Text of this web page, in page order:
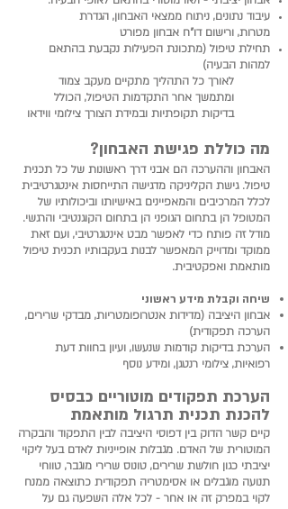
עיבוד נתונים, ניתוח ממצאי האבחון, הגדרת
מטרות, ורישום דו"ח אבחון מפורט
תחילת טיפול (מתכונת הפעילות נקבעת בהתאם
למהות הבעיה)
לאורך כל התהליך מתקיים מעקב צמוד
ומתמשך אחר התקדמות הטיפול, הכולל
בדיקות תקופתיות ובמידת הצורך צילומי ווידאו
מה כוללת פגישת האבחון?
האבחון וההערכה הם אבני דרך ראשונות של כל תכנית
טיפול. גישת הקליניקה מדגישה התייחסות אינטגרטיבית
לכלל המרכיבים והמאפיינים באישיותו וביכולותיו של
המטופל הן בתחום הגופני הן בתחום הקוגנטיבי והרגשי.
מודל זה פותח כדי לאפשר מבט אינטגרטיבי, ועם זאת
ממוקד ומדוייק המאפשר לבנות בעקבותיו תכנית טיפול
מותאמת ואפקטיבית.
שיחה וקבלת מידע ראשוני
אבחון היציבה (מדידות אנטרופומטריות, מבדקי שרירים,
הערכה תפקודית)
הערכת בדיקות קודמות שנעשו, ועיון בחוות דעת
רפואיות, צילומי רנטגן, ומידע נוסף
הערכת תפקודים מוטוריים כבסיס
להכנת תכנית תרגול מותאמת
קיים קשר הדוק בין דפוסי היציבה לבין התפקוד והבקרה
המוטורית של האדם. מגבלות אופייניות לאדם בעל ליקוי
יציבתי כגון חולשת שרירים, טונוס שרירי מוגבר, טווחי
תנועה מוגבלים או אסימטריה תפקודית כתוצאה ממנח
לקוי במפרק זה או אחר - לכל אלה השפעה גם על